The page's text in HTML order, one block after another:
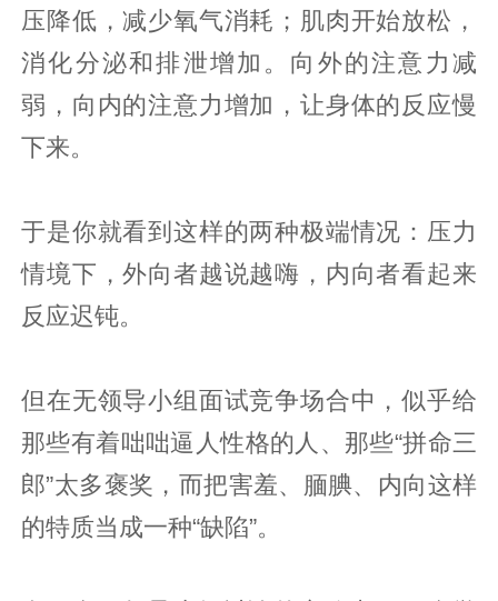
压降低，减少氧气消耗；肌肉开始放松，
消化分泌和排泄增加。向外的注意力减
弱，向内的注意力增加，让身体的反应慢
下来。
于是你就看到这样的两种极端情况：压力
情境下，外向者越说越嗨，内向者看起来
反应迟钝。
但在无领导小组面试竞争场合中，似乎给
那些有着咄咄逼人性格的人、那些“拼命三
郎”太多褒奖，而把害羞、腼腆、内向这样
的特质当成一种“缺陷”。